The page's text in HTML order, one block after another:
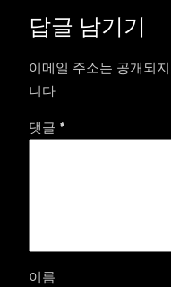
답글 남기기
이메일 주소는 공개되
니다
댓글 *
이름